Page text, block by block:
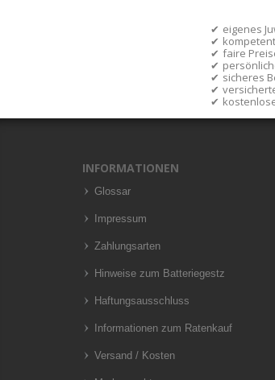
eigenes
faire
sicheres
INFORMATIONEN
Glossar
Impressum
Zahlungsarten
Hinweise zum Batteriegestz
Haftungsausschluss
Informationen zum Ratenkauf
Versand / Kosten